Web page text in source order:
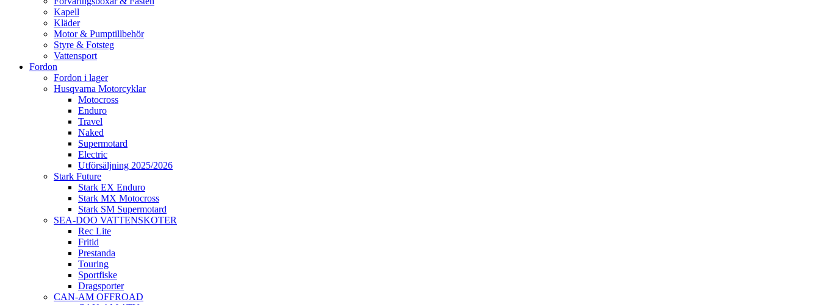
Kapell
Kläder
Motor & Pumptillbehör
Styre & Fotsteg
Vattensport
Fordon
Fordon i lager
Husqvarna Motorcyklar
Motocross
Enduro
Travel
Naked
Supermotard
Electric
Utförsäljning 2025/2026
Stark Future
Stark EX Enduro
Stark MX Motocross
Stark SM Supermotard
SEA-DOO VATTENSKOTER
Rec Lite
Fritid
Prestanda
Touring
Sportfiske
Dragsporter
CAN-AM OFFROAD